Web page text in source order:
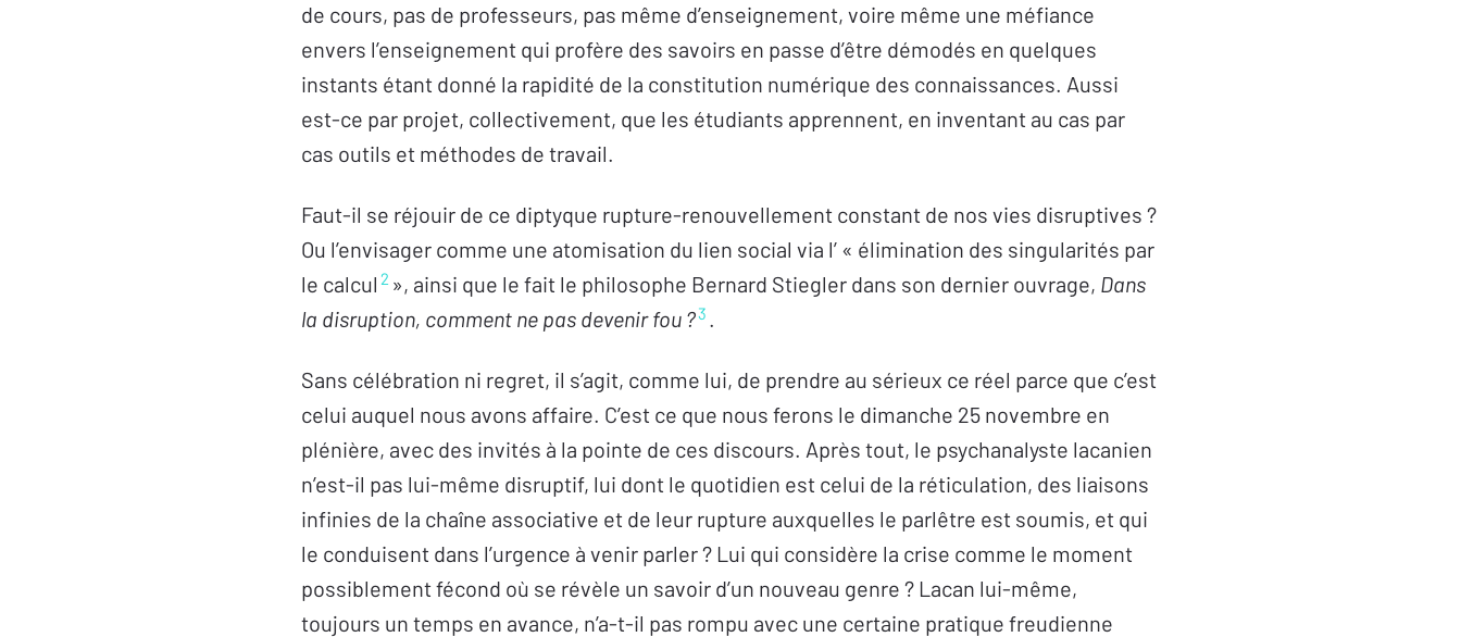
de cours, pas de professeurs, pas même d’enseignement, voire même une méfiance
envers l’enseignement qui profère des savoirs en passe d’être démodés en quelques
instants étant donné la rapidité de la constitution numérique des connaissances. Aussi
est-ce par projet, collectivement, que les étudiants apprennent, en inventant au cas par
cas outils et méthodes de travail.
Faut-il se réjouir de ce diptyque rupture-renouvellement constant de nos vies disruptives ?
Ou l’envisager comme une atomisation du lien social via l’ « élimination des singularités par
le calcul 2 », ainsi que le fait le philosophe Bernard Stiegler dans son dernier ouvrage, Dans
la disruption, comment ne pas devenir fou ?3 .
Sans célébration ni regret, il s’agit, comme lui, de prendre au sérieux ce réel parce que c’est
celui auquel nous avons affaire. C’est ce que nous ferons le dimanche 25 novembre en
plénière, avec des invités à la pointe de ces discours. Après tout, le psychanalyste lacanien
n’est-il pas lui-même disruptif, lui dont le quotidien est celui de la réticulation, des liaisons
infinies de la chaîne associative et de leur rupture auxquelles le parlêtre est soumis, et qui
le conduisent dans l’urgence à venir parler ? Lui qui considère la crise comme le moment
possiblement fécond où se révèle un savoir d’un nouveau genre ? Lacan lui-même,
toujours un temps en avance, n’a-t-il pas rompu avec une certaine pratique freudienne